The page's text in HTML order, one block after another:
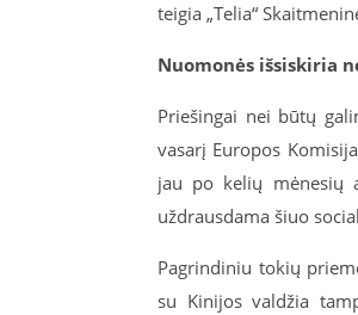
teigia „Telia“
Nuomonės išsiskiria
Priešingai nei būtų
vasarį Europos
jau po kelių mėnesių
uždrausdama šiuo
Pagrindiniu tokių
su Kinijos valdžia